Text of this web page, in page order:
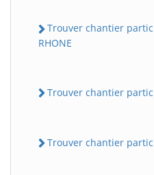
Trouver chantier
RHONE
Trouver chantier
Trouver chantier